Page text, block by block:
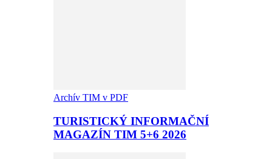
Archív TIM v PDF
TURISTICKÝ INFORMAČNÍ
MAGAZÍN TIM 5+6 2026